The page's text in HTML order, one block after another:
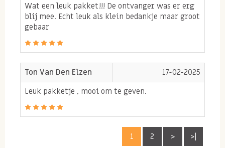
Wat een leuk pakket!!! De ontvanger was er erg
blij mee. Echt leuk als klein bedankje maar groot
gebaar
Ton Van Den Elzen
17-02-2025
Leuk pakketje , mooi om te geven.
1 2 > >|